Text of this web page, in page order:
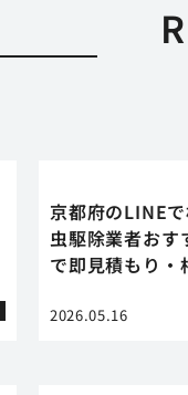
京都府のLINE
虫駆除業者おす
で即見積もり・
2026.05.16